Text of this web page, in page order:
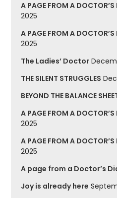
A PAGE FROM A DOCTOR’S
2025
A PAGE FROM A DOCTOR’S
2025
The Ladies’ Doctor
THE SILENT STRUGGLES
BEYOND THE BALANCE
A PAGE FROM A DOCTOR’S
2025
A PAGE FROM A DOCTOR’S
2025
A page from a Doctor’s
Joy is already here